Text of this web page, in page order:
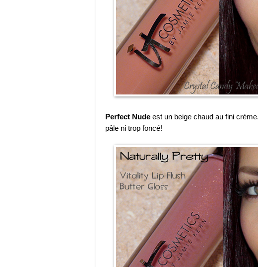
Perfect Nude est un beige chaud au fini
pâle ni trop foncé!